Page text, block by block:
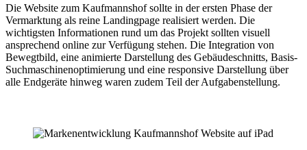
Die Website zum Kaufmannshof sollte in der ersten Phase der
Vermarktung als reine Landingpage realisiert werden. Die
wichtigsten Informationen rund um das Projekt sollten visuell
ansprechend online zur Verfügung stehen. Die Integration von
Bewegtbild, eine animierte Darstellung des Gebäudeschnitts, Basis-
Suchmaschinenoptimierung und eine responsive Darstellung über
alle Endgeräte hinweg waren zudem Teil der Aufgabenstellung.